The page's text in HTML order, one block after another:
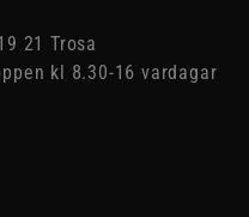
21 Trosa
kl 8.30-16 vardagar